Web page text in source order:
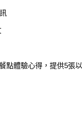
點體驗心得，提供5張